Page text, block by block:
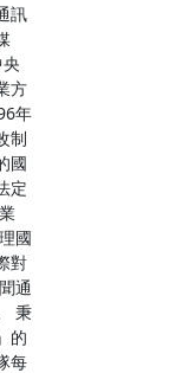
訊
方
年
制
國
定
國
對
通
秉
的
每